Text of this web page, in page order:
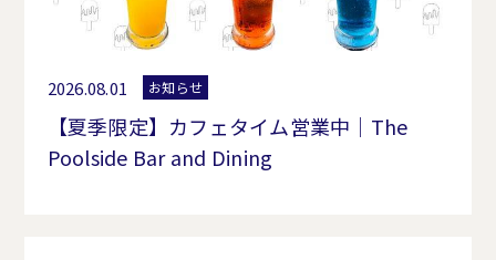
2026.08.01 お知らせ
【夏季限定】カフェタイム営業中｜The
Poolside Bar and Dining